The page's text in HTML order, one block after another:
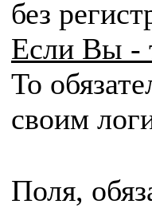
без
Если Вы -
То
своим
Поля,